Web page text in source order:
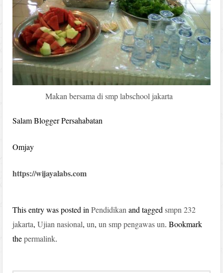
Makan bersama di smp labschool jakarta
Salam Blogger Persahabatan
Omjay
https://wijayalabs.com
This entry was posted inPendidikanand taggedsmpn 232
jakarta,Ujian nasional,un,un smp pengawas un. Bookmark
thepermalink.